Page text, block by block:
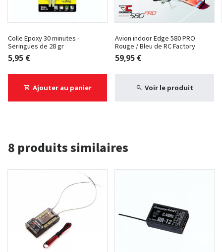
Colle Epoxy 30 minutes -
Seringues de 28 gr
5,95 €
Ajouter au panier
Avion indoor Edge 580 PRO
Rouge / Bleu de RC Factory
59,95 €
Voir le produit
8 produits similaires